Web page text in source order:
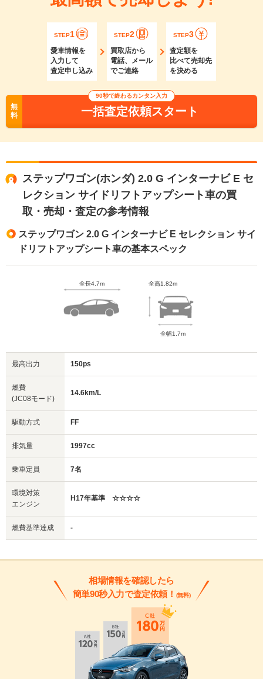
STEP1
愛車情報を
入力して
査定申し込み
STEP2
買取店から
電話、メール
でご連絡
STEP3
査定額を
比べて売却先
を決める
無
料
90秒で終わるカンタン入力
一括査定依頼スタート
ステップワゴン(ホンダ) 2.0 G インターナビ E セ
レクション サイドリフトアップシート車の買
取・売却・査定の参考情報
ステップワゴン 2.0 G インターナビ E セレクション サイ
ドリフトアップシート車の基本スペック
全長4.7m 全高1.82m
全幅1.7m
最高出力 150ps
燃費
(JC08モード)
14.6km/L
駆動方式 FF
排気量 1997cc
乗車定員 7名
環境対策
エンジン
H17年基準 ☆☆☆☆
燃費基準達成 -
相場情報を確認したら
簡単90秒入力で査定依頼！ (無料)